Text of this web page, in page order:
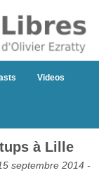
Videos
à Lille
septembre 2014 -